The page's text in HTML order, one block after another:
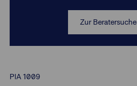
Zur Beratersuche
PIA 1009